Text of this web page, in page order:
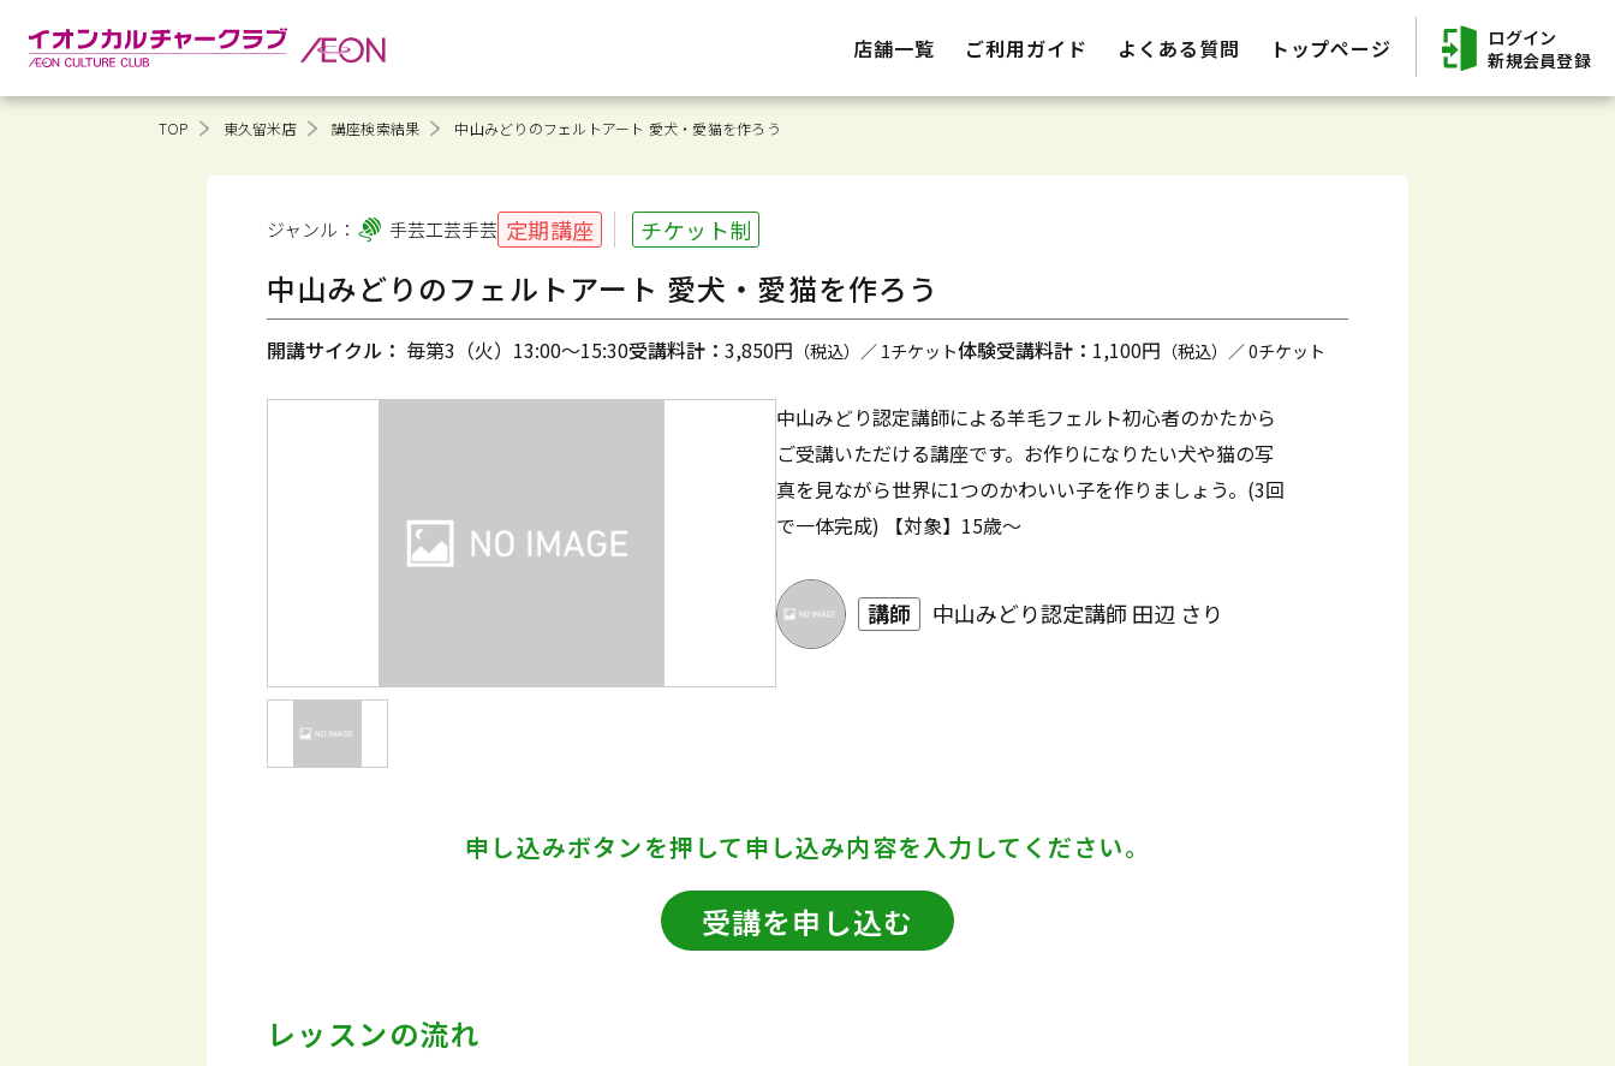
店舗一覧 ご利用ガイド よくある質問 トップページ
ログイン
新規会員登録
TOP 東久留米店 講座検索結果 中山みどりのフェルトアート 愛犬・愛猫を作ろう
ジャンル： 手芸工芸手芸 定期講座 チケット制
中山みどりのフェルトアート 愛犬・愛猫を作ろう
開講サイクル： 毎第3（火）13:00～15:30受講料計： 3,850円 （税込）／ 1チケット体験受講料計： 1,100円 （税込）／ 0チケット
中山みどり認定講師による羊毛フェルト初心者のかたから
ご受講いただける講座です。お作りになりたい犬や猫の写
真を見ながら世界に1つのかわいい子を作りましょう。(3回
で一体完成) 【対象】15歳～
講師 中山みどり認定講師 田辺 さり
申し込みボタンを押して申し込み内容を入力してください。
受講を申し込む
レッスンの流れ